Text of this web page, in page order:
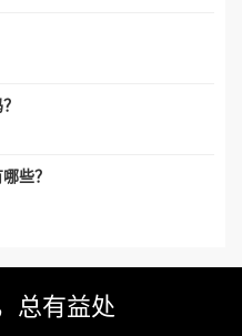
些？
总有益处